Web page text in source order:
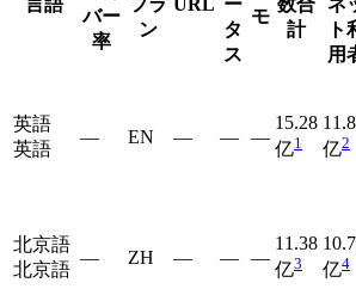
バー
率
ン
タ
ス
モ
計
ト
用
英語
英語
— EN — — —
15.28
亿1
亿2
北京語
北京語
— ZH — — —
11.38
亿3
亿4